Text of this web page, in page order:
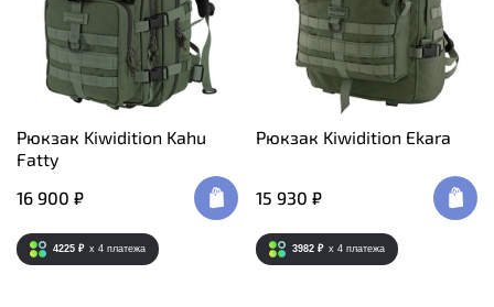
Рюкзак Kiwidition Kahu
Fatty
16 900 ₽
4225 ₽ x 4 платежа
Рюкзак Kiwidition Ekara
15 930 ₽
3982 ₽ x 4 платежа